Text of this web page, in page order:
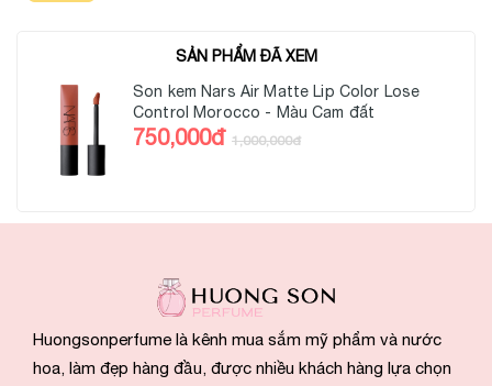
SẢN PHẨM ĐÃ XEM
Son kem Nars Air Matte Lip Color Lose
Control Morocco - Màu Cam đất
750,000đ 1,000,000đ
Huongsonperfume là kênh mua sắm mỹ phẩm và nước
hoa, làm đẹp hàng đầu, được nhiều khách hàng lựa chọn